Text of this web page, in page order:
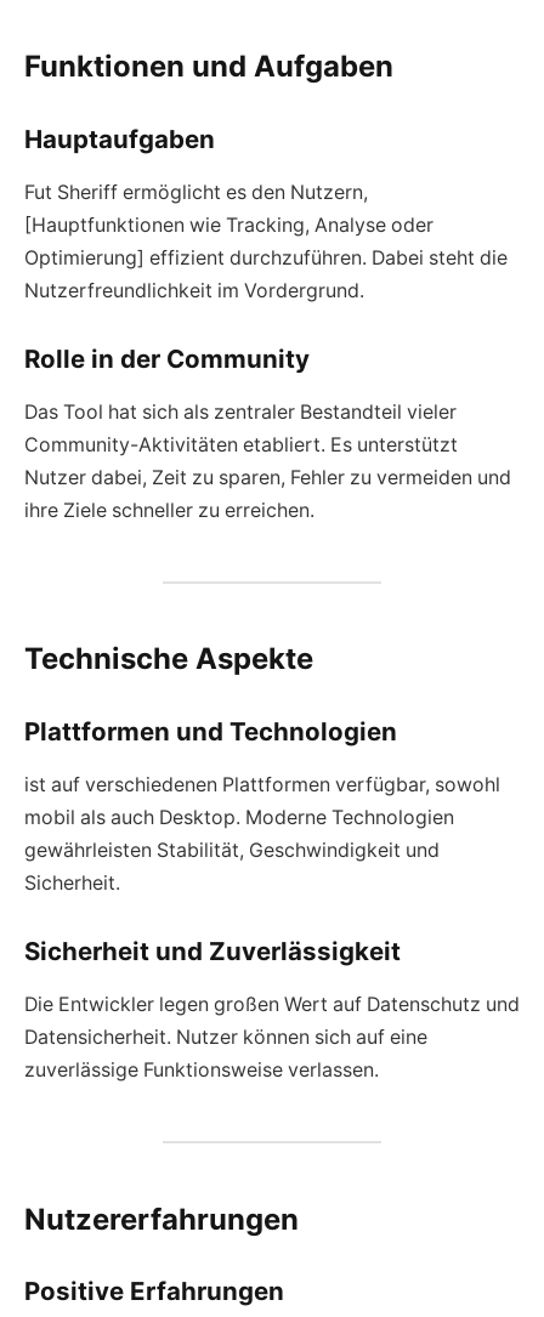
Funktionen und Aufgaben
Hauptaufgaben
Fut Sheriff ermöglicht es den Nutzern,
[Hauptfunktionen wie Tracking, Analyse oder
Optimierung] effizient durchzuführen. Dabei steht die
Nutzerfreundlichkeit im Vordergrund.
Rolle in der Community
Das Tool hat sich als zentraler Bestandteil vieler
Community-Aktivitäten etabliert. Es unterstützt
Nutzer dabei, Zeit zu sparen, Fehler zu vermeiden und
ihre Ziele schneller zu erreichen.
Technische Aspekte
Plattformen und Technologien
ist auf verschiedenen Plattformen verfügbar, sowohl
mobil als auch Desktop. Moderne Technologien
gewährleisten Stabilität, Geschwindigkeit und
Sicherheit.
Sicherheit und Zuverlässigkeit
Die Entwickler legen großen Wert auf Datenschutz und
Datensicherheit. Nutzer können sich auf eine
zuverlässige Funktionsweise verlassen.
Nutzererfahrungen
Positive Erfahrungen